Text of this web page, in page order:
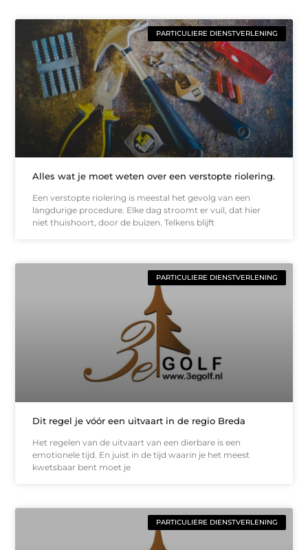
PARTICULIERE DIENSTVERLENING
Alles wat je moet weten over een verstopte riolering.
Een verstopte riolering is meestal het gevolg van een
langdurige procedure. Elke dag stroomt er vuil, dat hier
niet thuishoort, door de buizen. Telkens blijft
PARTICULIERE DIENSTVERLENING
Dit regel je vóór een uitvaart in de regio Breda
Het regelen van de uitvaart van een dierbare is een
emotionele tijd. En juist in de tijd waarin je het meest
kwetsbaar bent moet je
PARTICULIERE DIENSTVERLENING